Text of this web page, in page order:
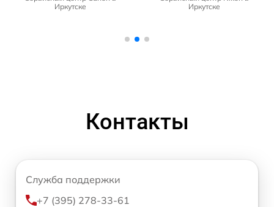
Иркутске
Иркутске
Контакты
Служба поддержки
+7 (395) 278-33-61